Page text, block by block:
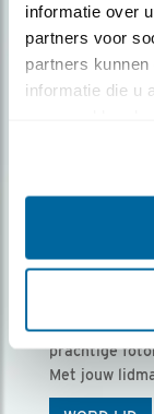
informatie over
partners voor
partners
informatie die u
Ontvang
Vogels is het
prachtige
Met jouw